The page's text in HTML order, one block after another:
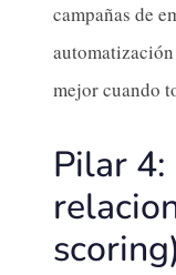
campañas de
mejor cuando
Pilar 4: